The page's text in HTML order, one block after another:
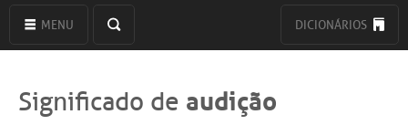
MENU DICIONÁRIOS
Significado de audição